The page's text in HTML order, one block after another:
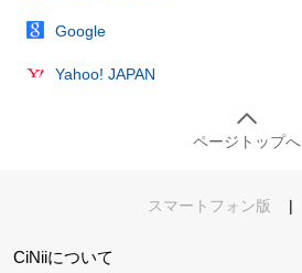
Google
Yahoo! JAPAN
ページトップへ
スマートフォン版 |
CiNiiについて